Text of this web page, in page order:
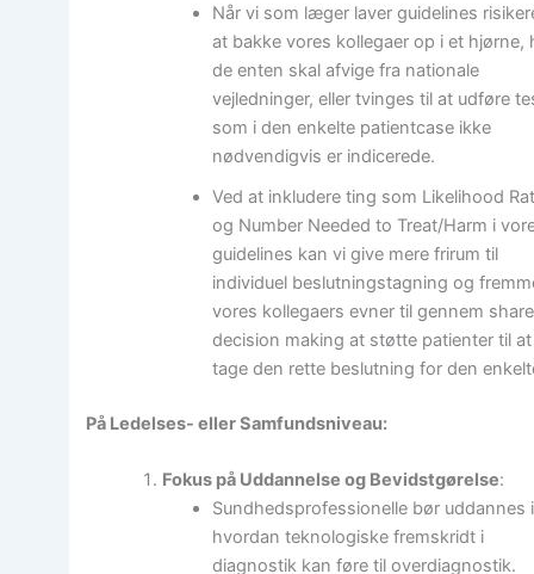
Når vi som læger laver guidelines
at bakke vores kollegaer op i et hjørne,
de enten skal afvige fra nationale
vejledninger, eller tvinges til at udføre
som i den enkelte patientcase ikke
nødvendigvis er indicerede.
Ved at inkludere ting som Likelihood
og Number Needed to Treat/Harm i
guidelines kan vi give mere frirum til
individuel beslutningstagning og
vores kollegaers evner til gennem
decision making at støtte patienter til at
tage den rette beslutning for den
På Ledelses- eller Samfundsniveau:
Fokus på Uddannelse og Bevidstgørelse:
Sundhedsprofessionelle bør uddannes
hvordan teknologiske fremskridt i
diagnostik kan føre til overdiagnostik.